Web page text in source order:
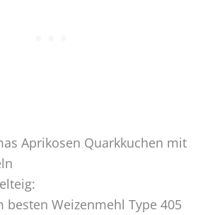
Aprikosen Quarkkuchen mit
besten Weizenmehl Type 405